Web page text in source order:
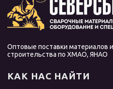
Оптовые поставки материалов
строительства по ХМАО, ЯНАО
КАК НАС НАЙТИ